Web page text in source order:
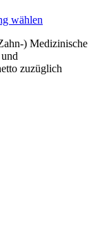
wählen
weist
Varianten
) Medizinische
zuzüglich